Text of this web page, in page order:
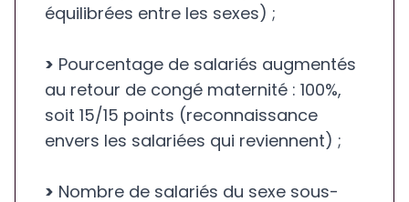
équilibrées entre les sexes) ;
> Pourcentage de salariés augmentés
au retour de congé maternité : 100%,
soit 15/15 points (reconnaissance
envers les salariées qui reviennent) ;
> Nombre de salariés du sexe sous-